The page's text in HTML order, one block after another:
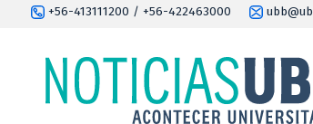
+56-413111200 / +56-422463000